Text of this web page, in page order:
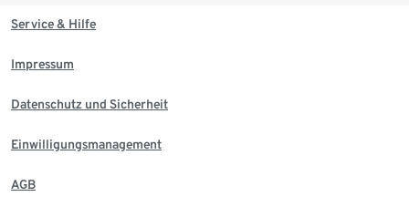
Service & Hilfe
Impressum
Datenschutz und Sicherheit
Einwilligungsmanagement
AGB